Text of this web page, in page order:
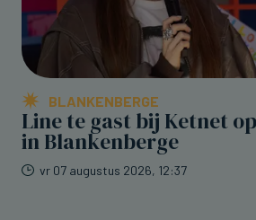
BLANKENBERGE
Line te gast bij Ketnet
in Blankenberge
vr 07 augustus 2026, 12:37